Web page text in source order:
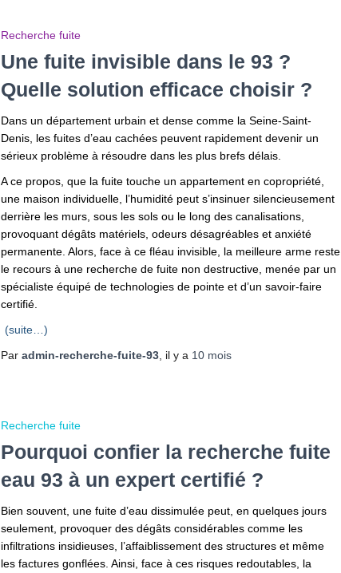
Recherche fuite
Une fuite invisible dans le 93 ?
Quelle solution efficace choisir ?
Dans un département urbain et dense comme la Seine-Saint-
Denis, les fuites d’eau cachées peuvent rapidement devenir un
sérieux problème à résoudre dans les plus brefs délais.
A ce propos, que la fuite touche un appartement en copropriété,
une maison individuelle, l’humidité peut s’insinuer silencieusement
derrière les murs, sous les sols ou le long des canalisations,
provoquant dégâts matériels, odeurs désagréables et anxiété
permanente. Alors, face à ce fléau invisible, la meilleure arme reste
le recours à une recherche de fuite non destructive, menée par un
spécialiste équipé de technologies de pointe et d’un savoir-faire
certifié.
(suite…)
Par admin-recherche-fuite-93 , il y a 10 mois
Recherche fuite
Pourquoi confier la recherche fuite
eau 93 à un expert certifié ?
Bien souvent, une fuite d’eau dissimulée peut, en quelques jours
seulement, provoquer des dégâts considérables comme les
infiltrations insidieuses, l’affaiblissement des structures et même
les factures gonflées. Ainsi, face à ces risques redoutables, la